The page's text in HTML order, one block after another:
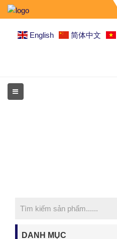
English 简体中文
DANH MỤC